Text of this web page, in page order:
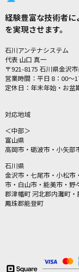
経験豊富な技術者
を実現させます。
石川アンテナシステム
代表 山口 真一
〒921-8175 石川県金沢
営業時間：平日 8：00〜
定休日：年末年始・お盆
対応地域
＜中部＞
富山県
高岡市・砺波市・小矢部
石川県
金沢市・七尾市・小松市
市・白山市・能美市・野
郡津幡町 河北郡内灘町
鳳珠郡能登町